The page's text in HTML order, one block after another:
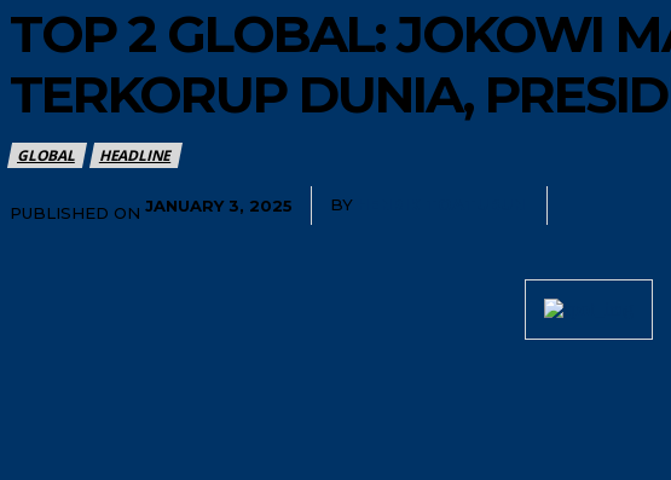
TOP 2 GLOBAL: JOKOWI
TERKORUP DUNIA,
GLOBAL HEADLINE
PUBLISHED ON JANUARY 3, 2025 BY